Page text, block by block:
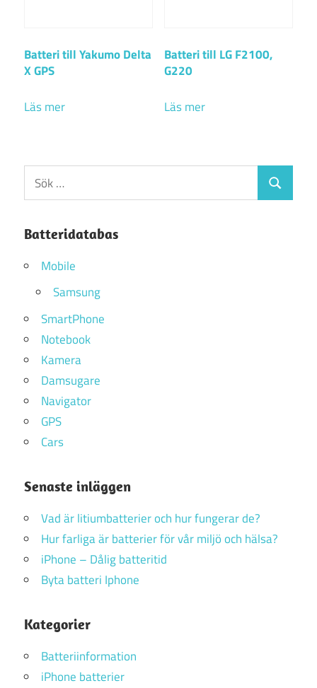
Batteri till Yakumo Delta
X GPS
Läs mer
Batteri till LG F2100,
G220
Läs mer
Sök
efter:
Sök
Batteridatabas
Mobile
Samsung
SmartPhone
Notebook
Kamera
Damsugare
Navigator
GPS
Cars
Senaste inläggen
Vad är litiumbatterier och hur fungerar de?
Hur farliga är batterier för vår miljö och hälsa?
iPhone – Dålig batteritid
Byta batteri Iphone
Kategorier
Batteriinformation
iPhone batterier